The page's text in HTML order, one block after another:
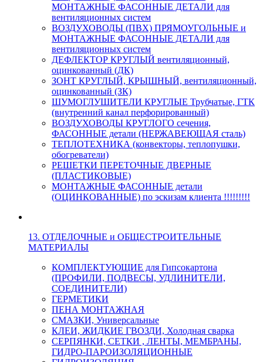
МОНТАЖНЫЕ ФАСОННЫЕ ДЕТАЛИ для
вентиляционных систем
ВОЗДУХОВОДЫ (ПВХ) ПРЯМОУГОЛЬНЫЕ и
МОНТАЖНЫЕ ФАСОННЫЕ ДЕТАЛИ для
вентиляционных систем
ДЕФЛЕКТОР КРУГЛЫЙ вентиляционный,
оцинкованный (ДК)
ЗОНТ КРУГЛЫЙ, КРЫШНЫЙ, вентиляционный,
оцинкованный (ЗК)
ШУМОГЛУШИТЕЛИ КРУГЛЫЕ Трубчатые, ГТК
(внутренний канал перфорированный)
ВОЗДУХОВОДЫ КРУГЛОГО сечения,
ФАСОННЫЕ детали (НЕРЖАВЕЮЩАЯ сталь)
ТЕПЛОТЕХНИКА (конвекторы, теплопушки,
обогреватели)
РЕШЕТКИ ПЕРЕТОЧНЫЕ ДВЕРНЫЕ
(ПЛАСТИКОВЫЕ)
МОНТАЖНЫЕ ФАСОННЫЕ детали
(ОЦИНКОВАННЫЕ) по эскизам клиента !!!!!!!!!
13. ОТДЕЛОЧНЫЕ и ОБЩЕСТРОИТЕЛЬНЫЕ
МАТЕРИАЛЫ
КОМПЛЕКТУЮЩИЕ для Гипсокартона
(ПРОФИЛИ, ПОДВЕСЫ, УДЛИНИТЕЛИ,
СОЕДИНИТЕЛИ)
ГЕРМЕТИКИ
ПЕНА МОНТАЖНАЯ
СМАЗКИ, Универсальные
КЛЕИ, ЖИДКИЕ ГВОЗДИ, Холодная сварка
СЕРПЯНКИ, СЕТКИ , ЛЕНТЫ, МЕМБРАНЫ,
ГИДРО-ПАРОИЗОЛЯЦИОННЫЕ